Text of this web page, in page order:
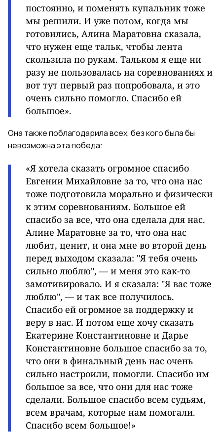
постоянно, и поменять купальник тоже
мы решили. И уже потом, когда мы
готовились, Алина Маратовна сказала,
что нужен еще тальк, чтобы лента
скользила по рукам. Тальком я еще ни
разу не пользовалась на соревнованиях и
вот тут первый раз попробовала, и это
очень сильно помогло. Спасибо ей
большое».
Она также поблагодарила всех, без кого была бы
невозможна эта победа:
«Я хотела сказать огромное спасибо
Евгении Михайловне за то, что она нас
тоже подготовила морально и физически
к этим соревнованиям. Большое ей
спасибо за все, что она сделала для нас.
Алине Маратовне за то, что она нас
любит, ценит, и она мне во второй день
перед выходом сказала: "Я тебя очень
сильно люблю", — и меня это как-то
замотивировало. И я сказала: "Я вас тоже
люблю", — и так все получилось.
Спасибо ей огромное за поддержку и
веру в нас. И потом еще хочу сказать
Екатерине Константиновне и Дарье
Константиновне большое спасибо за то,
что они в финальный день нас очень
сильно настроили, помогли. Спасибо им
большое за все, что они для нас тоже
сделали. Большое спасибо всем судьям,
всем врачам, которые нам помогали.
Спасибо всем большое!»